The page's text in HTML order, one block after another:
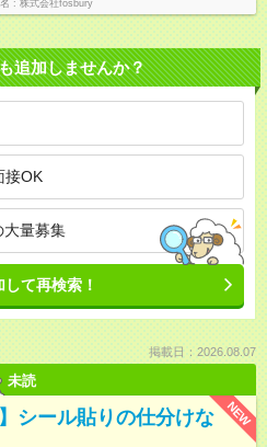
株式会社fosbury
追加しませんか？
接OK
大量募集
して再検索！
掲載日：2026.08.07
未読
NEW
シール貼りの仕分けな